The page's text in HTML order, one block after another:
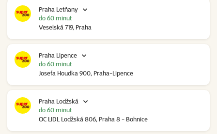
Praha Letňany
Veselská 719, Praha
do 60 minut
Praha Lipence
Josefa Houdka 900, Praha-Lipence
do 60 minut
Praha Lodžská
OC LIDL Lodžská 806, Praha 8 - Bohnice
do 60 minut